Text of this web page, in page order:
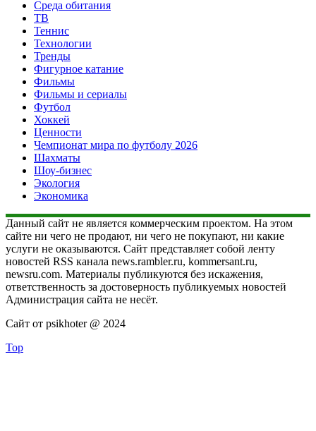
Среда обитания
ТВ
Теннис
Технологии
Тренды
Фигурное катание
Фильмы
Фильмы и сериалы
Футбол
Хоккей
Ценности
Чемпионат мира по футболу 2026
Шахматы
Шоу-бизнес
Экология
Экономика
Данный сайт не является коммерческим проектом. На этом
сайте ни чего не продают, ни чего не покупают, ни какие
услуги не оказываются. Сайт представляет собой ленту
новостей RSS канала news.rambler.ru, kommersant.ru,
newsru.com. Материалы публикуются без искажения,
ответственность за достоверность публикуемых новостей
Администрация сайта не несёт.
Сайт от psikhoter @ 2024
Top